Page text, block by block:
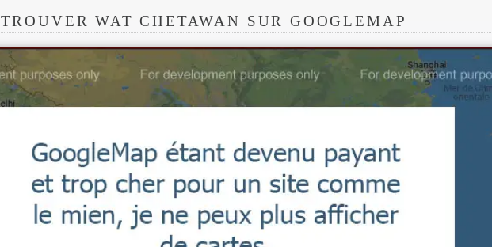
TROUVER WAT CHETAWAN SUR GOOGLEMAP